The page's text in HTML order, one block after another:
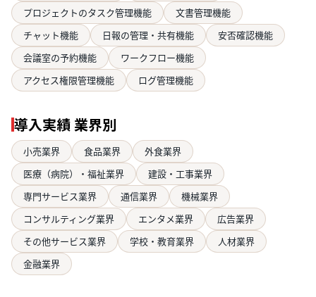
プロジェクトのタスク管理機能
文書管理機能
チャット機能
日報の管理・共有機能
安否確認機能
会議室の予約機能
ワークフロー機能
アクセス権限管理機能
ログ管理機能
導入実績 業界別
小売業界 食品業界
外食業界
医療（病院）・福祉業界
建設・工事業界
専門サービス業界
通信業界
機械業界
コンサルティング業界
エンタメ業界
広告業界
その他サービス業界
学校・教育業界
人材業界
金融業界